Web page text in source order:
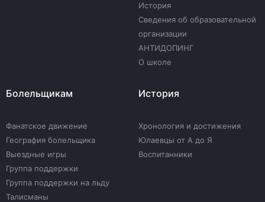
История
Сведения об образовательной
организации
АНТИДОПИНГ
О школе
Болельщикам
Фанатское движение
География болельщика
Выездные игры
Группа поддержки
Группа поддержки на льду
Талисманы
История
Хронология и достижения
Юлаевцы от А до Я
Воспитанники